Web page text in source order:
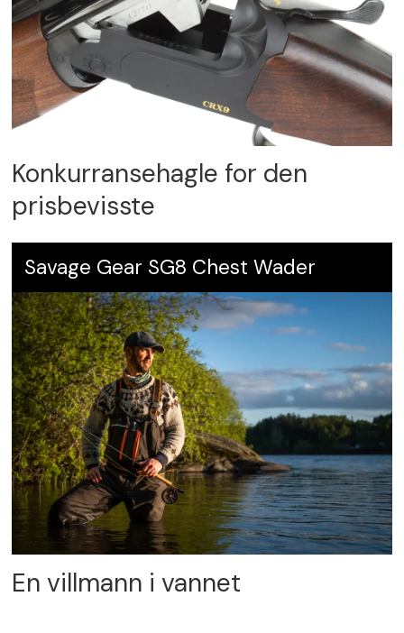
Konkurransehagle for den
prisbevisste
Savage Gear SG8 Chest Wader
En villmann i vannet